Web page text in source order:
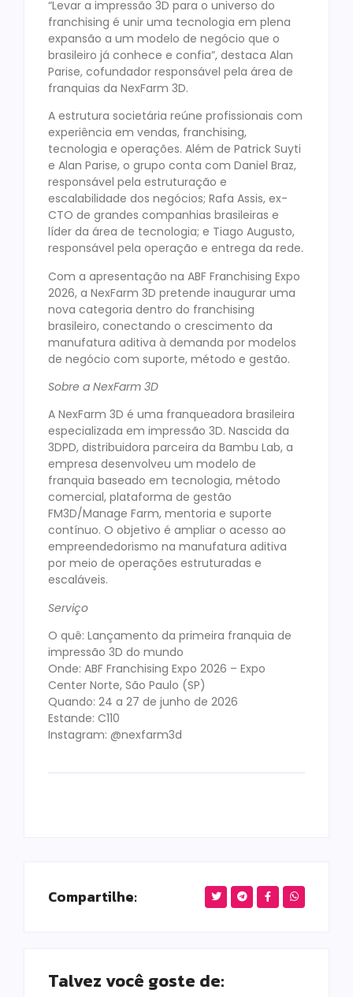
“Levar a impressão 3D para o universo do
franchising é unir uma tecnologia em plena
expansão a um modelo de negócio que o
brasileiro já conhece e confia”, destaca Alan
Parise, cofundador responsável pela área de
franquias da NexFarm 3D.
A estrutura societária reúne profissionais com
experiência em vendas, franchising,
tecnologia e operações. Além de Patrick Suyti
e Alan Parise, o grupo conta com Daniel Braz,
responsável pela estruturação e
escalabilidade dos negócios; Rafa Assis, ex-
CTO de grandes companhias brasileiras e
líder da área de tecnologia; e Tiago Augusto,
responsável pela operação e entrega da rede.
Com a apresentação na ABF Franchising Expo
2026, a NexFarm 3D pretende inaugurar uma
nova categoria dentro do franchising
brasileiro, conectando o crescimento da
manufatura aditiva à demanda por modelos
de negócio com suporte, método e gestão.
Sobre a NexFarm 3D
A NexFarm 3D é uma franqueadora brasileira
especializada em impressão 3D. Nascida da
3DPD, distribuidora parceira da Bambu Lab, a
empresa desenvolveu um modelo de
franquia baseado em tecnologia, método
comercial, plataforma de gestão
FM3D/Manage Farm, mentoria e suporte
contínuo. O objetivo é ampliar o acesso ao
empreendedorismo na manufatura aditiva
por meio de operações estruturadas e
escaláveis.
Serviço
O quê: Lançamento da primeira franquia de
impressão 3D do mundo
Onde: ABF Franchising Expo 2026 – Expo
Center Norte, São Paulo (SP)
Quando: 24 a 27 de junho de 2026
Estande: C110
Instagram: @nexfarm3d
Compartilhe:
Talvez você goste de: